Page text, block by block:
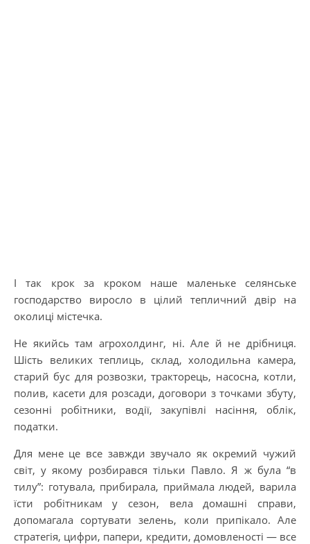
І так крок за кроком наше маленьке селянське
господарство виросло в цілий тепличний двір на
околиці містечка.
Не якийсь там агрохолдинг, ні. Але й не дрібниця.
Шість великих теплиць, склад, холодильна камера,
старий бус для розвозки, тракторець, насосна, котли,
полив, касети для розсади, договори з точками збуту,
сезонні робітники, водії, закупівлі насіння, облік,
податки.
Для мене це все завжди звучало як окремий чужий
світ, у якому розбирався тільки Павло. Я ж була “в
тилу”: готувала, прибирала, приймала людей, варила
їсти робітникам у сезон, вела домашні справи,
допомагала сортувати зелень, коли припікало. Але
стратегія, цифри, папери, кредити, домовленості — все